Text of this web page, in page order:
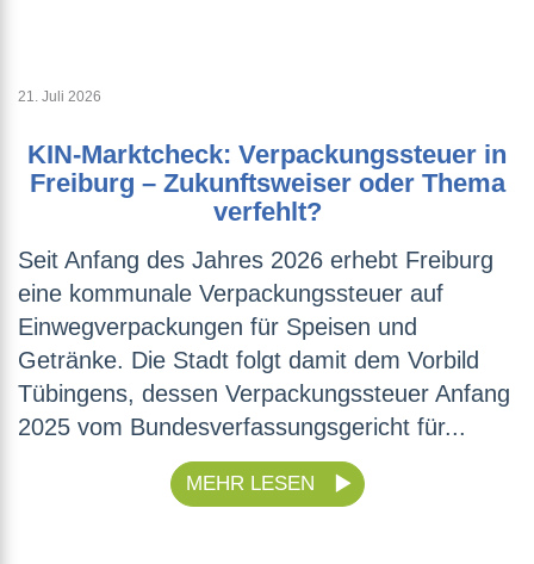
21. Juli 2026
KIN-Marktcheck: Verpackungssteuer in
Freiburg – Zukunftsweiser oder Thema
verfehlt?
Seit Anfang des Jahres 2026 erhebt Freiburg
eine kommunale Verpackungssteuer auf
Einwegverpackungen für Speisen und
Getränke. Die Stadt folgt damit dem Vorbild
Tübingens, dessen Verpackungssteuer Anfang
2025 vom Bundesverfassungsgericht für...
MEHR LESEN